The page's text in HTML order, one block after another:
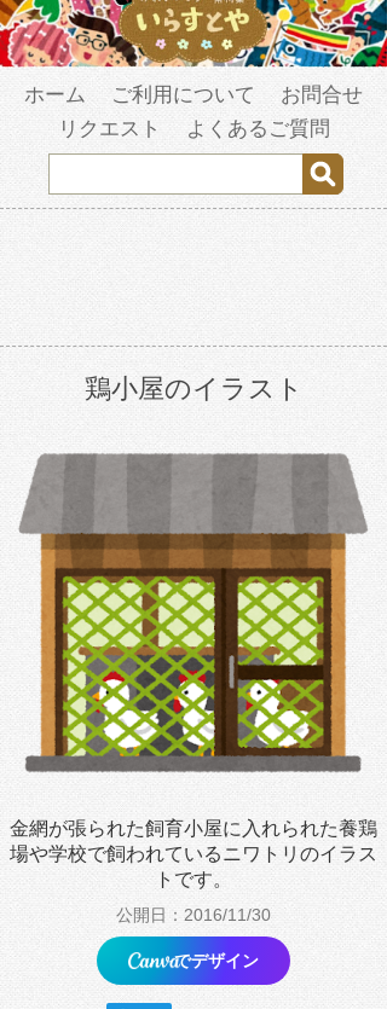
ホーム ご利用について
お問合せ
リクエスト
よくあるご質問
鶏小屋のイラスト
金網が張られた飼育小屋に入れられた養鶏
場や学校で飼われているニワトリのイラス
トです。
公開日：2016/11/30
でデザイン